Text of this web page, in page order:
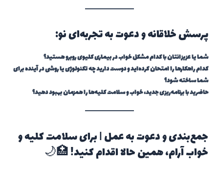
پرسش خلاقانه و دعوت به تجربه‌ای نو:
شما یا عزیزانتان با کدام مشکل خواب در بیماری کلیوی روبرو هستید؟
کدام راهکارها را امتحان کرده‌اید و دوست دارید چه تکنولوژی یا روشی در آینده برای
شما ساخته شود؟
حاضرید با برنامه‌ریزی جدید، خواب و سلامت کلیه‌ها را همزمان بهبود دهید؟
جمع‌بندی و دعوت به عمل | برای سلامت کلیه و
خواب آرام، همین حالا اقدام کنید! 🏥🌙